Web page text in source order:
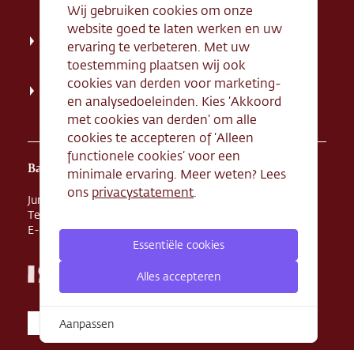
Tel. 070 - 324 94 09
Kerkstraat 71, 2242 HD Wassenaar
Tel. 070 - 517 95 07
Dorpsstraat 134, 2712 AN Zoetermeer
Tel. 079 - 316 78 95
Banketbakkerij Maison Kelder
Junostraat 8, 2516 BR Den Haag
Tel. 070 - 324 68 44
E-mailinfo@maisonkelder.nl
Wij gebruiken cookies om onze
website goed te laten werken en uw
ervaring te verbeteren. Met uw
toestemming plaatsen wij ook
cookies van derden voor marketing-
en analysedoeleinden. Kies ‘Akkoord
met cookies van derden’ om alle
cookies te accepteren of ‘Alleen
functionele cookies’ voor een
minimale ervaring. Meer weten? Lees
ons privacystatement.
Essentiële cookies
Alles accepteren
Aanpassen